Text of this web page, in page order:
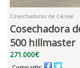
Cosechadoras de Cereal
Cosechadora
500 hillmaster
271.000€